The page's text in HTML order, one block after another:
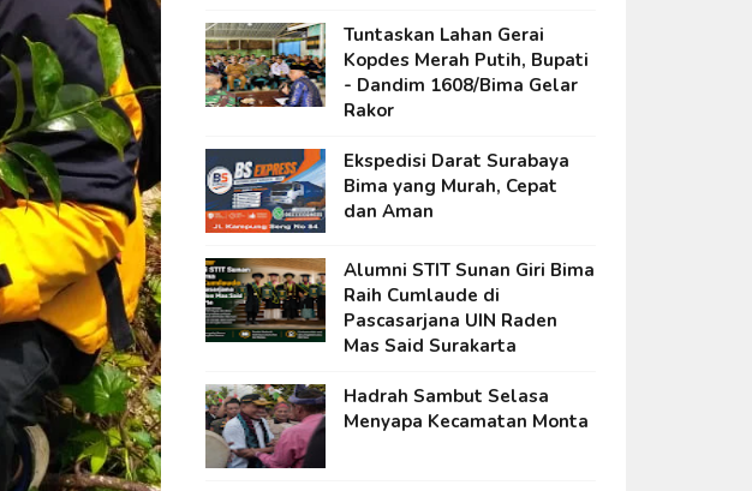
Tuntaskan Lahan Gerai
Kopdes Merah Putih, Bupati
- Dandim 1608/Bima Gelar
Rakor
Ekspedisi Darat Surabaya
Bima yang Murah, Cepat
dan Aman
Alumni STIT Sunan Giri Bima
Raih Cumlaude di
Pascasarjana UIN Raden
Mas Said Surakarta
Hadrah Sambut Selasa
Menyapa Kecamatan Monta